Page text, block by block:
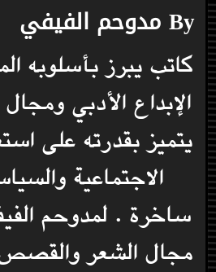
Byمدوحم الفيفي
كاتب يبرز بأسلوبه
الإبداع الأدبي ومجال
يتميز بقدرته على
الاجتماعية
ساخرة . لمدوحم
مجال الشعر والقصص